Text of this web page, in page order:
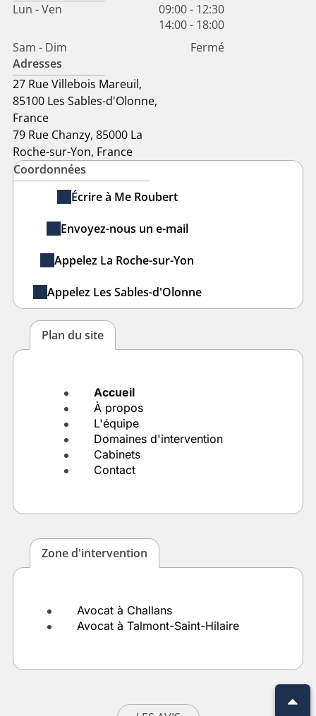
Lun - Ven
09:00- 12:30
14:00- 18:00
Sam - Dim
Fermé
Adresses
27 Rue Villebois Mareuil,
85100 Les Sables-d'Olonne,
France
79 Rue Chanzy, 85000 La
Roche-sur-Yon, France
Coordonnées
Envoyez-nous un e-mail
Écrire à Me Roubert
Appelez Les Sables-d'Olonne
Appelez La Roche-sur-Yon
Plan du site
Accueil
À propos
L'équipe
Domaines d'intervention
Cabinets
Contact
Zone d'intervention
Avocat à Challans
Avocat à Talmont-Saint-Hilaire